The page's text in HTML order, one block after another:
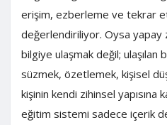
erişim, ezberleme ve tekrar
değerlendiriliyor. Oysa yapay
bilgiye ulaşmak değil; ulaşılan
süzmek, özetlemek, kişisel
kişinin kendi zihinsel
eğitim sistemi sadece içerik